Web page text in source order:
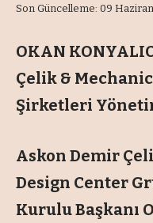
Son Güncelleme: 09
OKAN
Çelik &
Şirketleri
Askon Demir
Design Center
Kurulu Başkanı